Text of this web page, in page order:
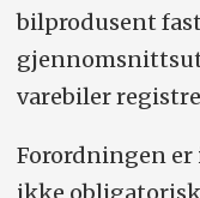
bilprodusent
varebiler
Forordningen